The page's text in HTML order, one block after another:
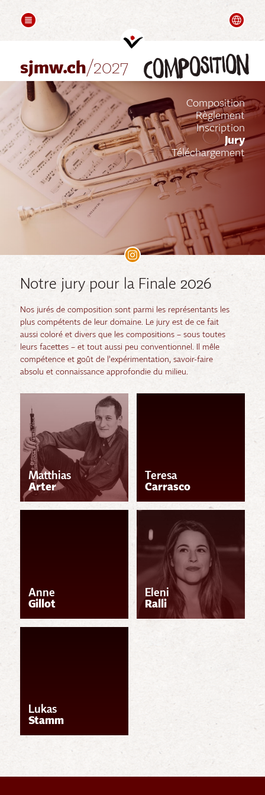
Deutsch
sjmw.ch/2027 composition
Composition
Règlement
Inscription
Jury
Téléchargement
Mots de Bienvenue
Videos
Partenaires
Notre jury pour la Finale 2026
Nos jurés de composition sont parmi les représentants les
plus compétents de leur domaine. Le jury est de ce fait
aussi coloré et divers que les compositions – sous toutes
leurs facettes – et tout aussi peu conventionnel. Il mêle
compétence et goût de l’expérimentation, savoir-faire
absolu et connaissance approfondie du milieu.
Matthias
Arter
Teresa
Carrasco
Anne
Gillot
Eleni
Ralli
Lukas
Stamm